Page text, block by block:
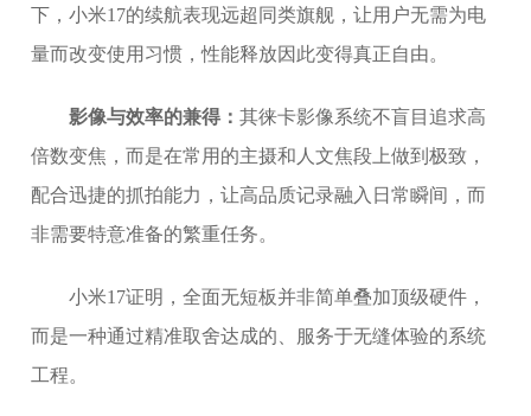
下，小米17的续航表现远超同类旗舰，让用户无需为电
量而改变使用习惯，性能释放因此变得真正自由。
影像与效率的兼得：其徕卡影像系统不盲目追求高
倍数变焦，而是在常用的主摄和人文焦段上做到极致，
配合迅捷的抓拍能力，让高品质记录融入日常瞬间，而
非需要特意准备的繁重任务。
小米17证明，全面无短板并非简单叠加顶级硬件，
而是一种通过精准取舍达成的、服务于无缝体验的系统
工程。